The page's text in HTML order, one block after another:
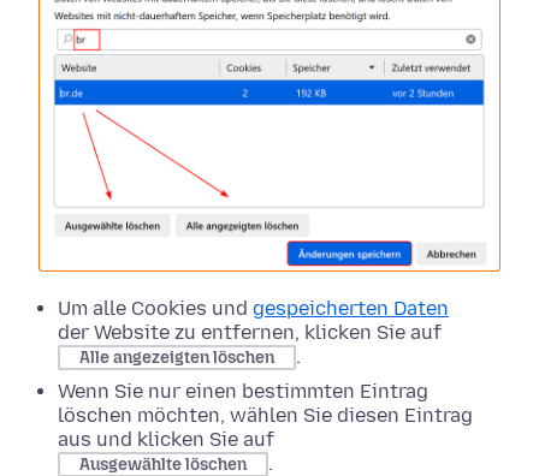
Um alle Cookies und gespeicherten Daten
der Website zu entfernen, klicken Sie auf
Alle angezeigten löschen
.
Wenn Sie nur einen bestimmten Eintrag
löschen möchten, wählen Sie diesen Eintrag
aus und klicken Sie auf
Ausgewählte löschen
.